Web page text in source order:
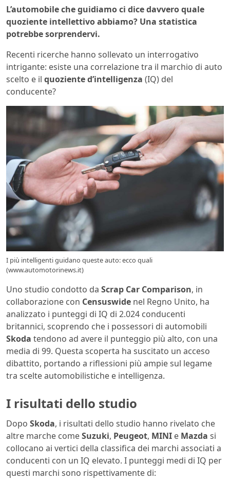
L’automobile che guidiamo ci dice davvero quale
quoziente intellettivo abbiamo? Una statistica
potrebbe sorprendervi.
Recenti ricerche hanno sollevato un interrogativo
intrigante: esiste una correlazione tra il marchio di auto
scelto e il quoziente d’intelligenza (IQ) del
conducente?
I più intelligenti guidano queste auto: ecco quali
(www.automotorinews.it)
Uno studio condotto da Scrap Car Comparison, in
collaborazione con Censuswide nel Regno Unito, ha
analizzato i punteggi di IQ di 2.024 conducenti
britannici, scoprendo che i possessori di automobili
Skoda tendono ad avere il punteggio più alto, con una
media di 99. Questa scoperta ha suscitato un acceso
dibattito, portando a riflessioni più ampie sul legame
tra scelte automobilistiche e intelligenza.
I risultati dello studio
Dopo Skoda, i risultati dello studio hanno rivelato che
altre marche comeSuzuki, Peugeot, MINI e Mazda si
collocano ai vertici della classifica dei marchi associati a
conducenti con un IQ elevato. I punteggi medi di IQ per
questi marchi sono rispettivamente di: